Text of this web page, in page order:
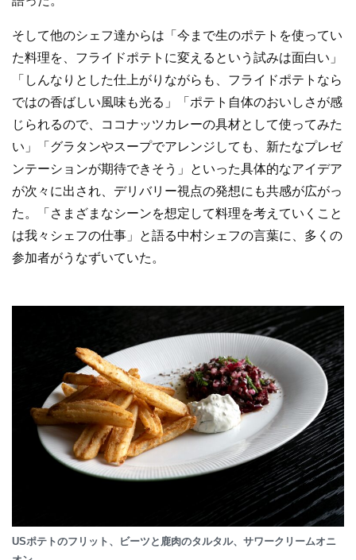
そして他のシェフ達からは「今まで生のポテトを使ってい
た料理を、フライドポテトに変えるという試みは面白い」
「しんなりとした仕上がりながらも、フライドポテトなら
ではの香ばしい風味も光る」「ポテト自体のおいしさが感
じられるので、ココナッツカレーの具材として使ってみた
い」「グラタンやスープでアレンジしても、新たなプレゼ
ンテーションが期待できそう」といった具体的なアイデア
が次々に出され、デリバリー視点の発想にも共感が広がっ
た。「さまざまなシーンを想定して料理を考えていくこと
は我々シェフの仕事」と語る中村シェフの言葉に、多くの
参加者がうなずいていた。
USポテトのフリット、ビーツと鹿肉のタルタル、サワークリームオニ